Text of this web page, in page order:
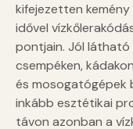
kifejezetten kemény
idővel
pontjain. Jól látható
csempéken,
és mosogatógépek
inkább esztétikai
távon azonban a